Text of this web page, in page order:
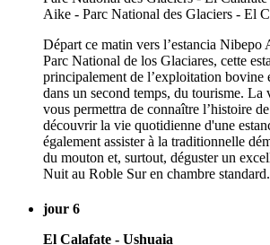
Départ ce matin vers l’estancia Nibepo
Parc National de los Glaciares, cette
principalement de l’exploitation bovine
dans un second temps, du tourisme. La
vous permettra de connaître l’histoire
découvrir la vie quotidienne d'une
également assister à la traditionnelle
du mouton et, surtout, déguster un
Nuit au Roble Sur en chambre standard.
jour 6
El Calafate - Ushuaia